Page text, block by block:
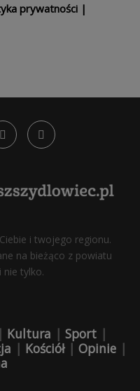
prywatności |
i twojego regionu.
na bieżąco z powiatu
nie tylko.
| Kultura | Sport |
| Kościół| Opinie |